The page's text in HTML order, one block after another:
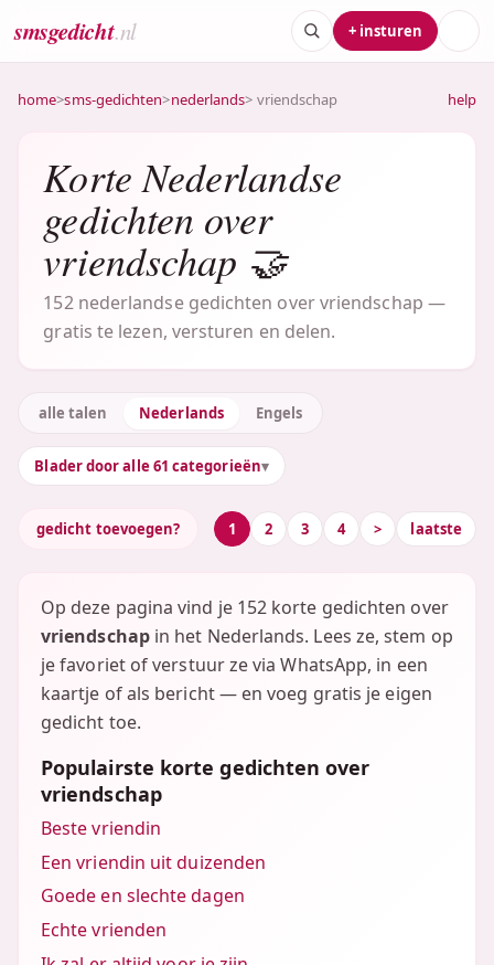
smsgedicht.nl + insturen
home>sms-gedichten>nederlands> vriendschap help
Korte Nederlandse
gedichten over
vriendschap 🤝
152 nederlandse gedichten over vriendschap —
gratis te lezen, versturen en delen.
alle talen Nederlands Engels
Blader door alle 61 categorieën
gedicht toevoegen? 1 2 3 4 > laatste
Op deze pagina vind je 152 korte gedichten over
vriendschapin het Nederlands. Lees ze, stem op
je favoriet of verstuur ze via WhatsApp, in een
kaartje of als bericht — en voeg gratis je eigen
gedicht toe.
Populairste korte gedichten over
vriendschap
Beste vriendin
Een vriendin uit duizenden
Goede en slechte dagen
Echte vrienden